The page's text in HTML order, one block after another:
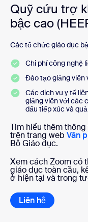
Quỹ cứu trợ
bậc cao
Các tổ chức giáo dục
Chi phí công nghệ
Đào tạo giảng viên
Các dịch vụ y tế
giảng viên với các
dấu tiếp xúc và
Tìm hiểu thêm
trên trang web Văn
Bộ Giáo dục.
Xem cách Zoom có
giáo dục toàn cầu,
ở hiện tại và trong
Liên hệ